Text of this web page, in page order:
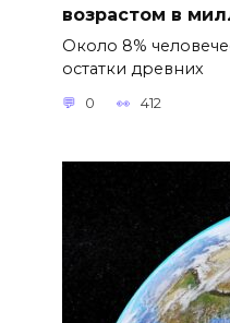
возрастом в
Около 8%
остатки древних
0 412